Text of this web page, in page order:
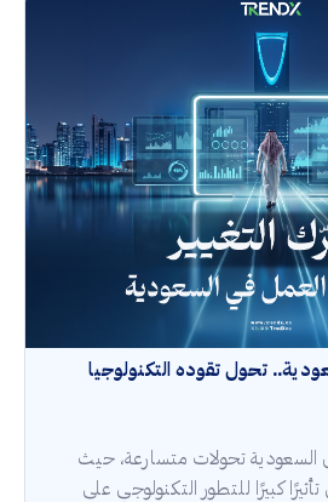
تحول تقوده التكنولوجيا
تحولات متسارعة، حيث
تأثيرًا كبيرًا للتطور التكنولوجي على